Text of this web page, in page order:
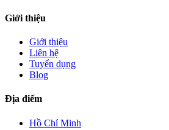
Giới thiệu
Giới thiệu
Liên hệ
Tuyển dụng
Blog
Địa điểm
Hồ Chí Minh